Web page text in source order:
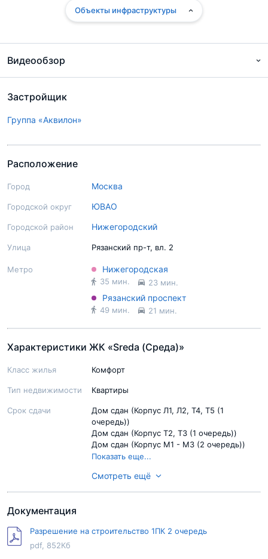
Видеообзор
Подробный экспертный обзор
Застройщик
Группа «Аквилон»
Расположение
Город Москва
Городской округ ЮВАО
Городской район Нижегородский
Улица Рязанский пр-т, вл. 2
Метро Нижегородская
35 мин. 23 мин.
Рязанский проспект
49 мин. 21 мин.
Характеристики ЖК «Sreda (Среда)»
Класс жилья Комфорт
Тип недвижимости Квартиры
Срок сдачи
Дом сдан (Корпус Л1, Л2, Т4, Т5 (1
очередь))
Дом сдан (Корпус Т2, Т3 (1 очередь))
Дом сдан (Корпус М1 - М3 (2 очередь))
Дом сдан (Корпус Б1, Б2, Б3 (2 очередь))
Показать еще...
Строительство завершено (Корпус Л1, Л2,
М3 (2 очередь))
Смотреть ещё
Документация
Разрешение на строительство 1ПК 2 очередь
pdf, 852Кб
Объекты инфраструктуры